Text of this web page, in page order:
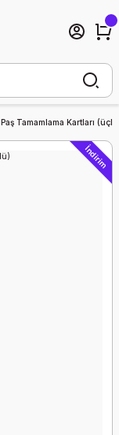
Paş Tamamlama Kartları
İndirim